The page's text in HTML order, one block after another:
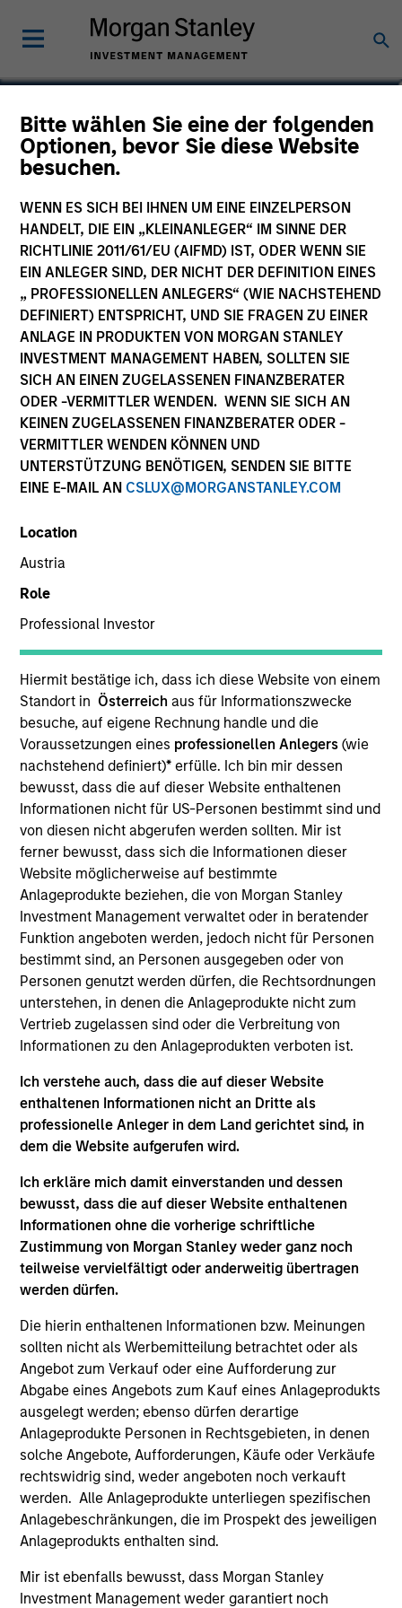
Bitte wählen Sie eine der folgenden
Optionen, bevor Sie diese Website
besuchen.
WENN ES SICH BEI IHNEN UM EINE EINZELPERSON
HANDELT, DIE EIN „KLEINANLEGER“ IM SINNE DER
RICHTLINIE 2011/61/EU (AIFMD) IST, ODER WENN SIE
EIN ANLEGER SIND, DER NICHT DER DEFINITION EINES
„ PROFESSIONELLEN ANLEGERS“ (WIE NACHSTEHEND
DEFINIERT) ENTSPRICHT, UND SIE FRAGEN ZU EINER
ANLAGE IN PRODUKTEN VON MORGAN STANLEY
INVESTMENT MANAGEMENT HABEN, SOLLTEN SIE
SICH AN EINEN ZUGELASSENEN FINANZBERATER
ODER -VERMITTLER WENDEN. WENN SIE SICH AN
KEINEN ZUGELASSENEN FINANZBERATER ODER -
VERMITTLER WENDEN KÖNNEN UND
UNTERSTÜTZUNG BENÖTIGEN, SENDEN SIE BITTE
EINE E-MAIL AN CSLUX@MORGANSTANLEY.COM
Location
Austria
Role
Professional Investor
Hiermit bestätige ich, dass ich diese Website von einem
Standort in Österreich aus für Informationszwecke
besuche, auf eigene Rechnung handle und die
Voraussetzungen eines professionellen Anlegers(wie
nachstehend definiert)* erfülle. Ich bin mir dessen
bewusst, dass die auf dieser Website enthaltenen
Informationen nicht für US-Personen bestimmt sind und
von diesen nicht abgerufen werden sollten. Mir ist
ferner bewusst, dass sich die Informationen dieser
Website möglicherweise auf bestimmte
Anlageprodukte beziehen, die von Morgan Stanley
Investment Management verwaltet oder in beratender
Funktion angeboten werden, jedoch nicht für Personen
bestimmt sind, an Personen ausgegeben oder von
Personen genutzt werden dürfen, die Rechtsordnungen
unterstehen, in denen die Anlageprodukte nicht zum
Vertrieb zugelassen sind oder die Verbreitung von
Informationen zu den Anlageprodukten verboten ist.
Ich verstehe auch, dass die auf dieser Website
enthaltenen Informationen nicht an Dritte als
professionelle Anleger in dem Land gerichtet sind, in
dem die Website aufgerufen wird.
Ich erkläre mich damit einverstanden und dessen
bewusst, dass die auf dieser Website enthaltenen
Informationen ohne die vorherige schriftliche
Zustimmung von Morgan Stanley weder ganz noch
teilweise vervielfältigt oder anderweitig übertragen
werden dürfen.
Die hierin enthaltenen Informationen bzw. Meinungen
sollten nicht als Werbemitteilung betrachtet oder als
Angebot zum Verkauf oder eine Aufforderung zur
Abgabe eines Angebots zum Kauf eines Anlageprodukts
ausgelegt werden; ebenso dürfen derartige
Anlageprodukte Personen in Rechtsgebieten, in denen
solche Angebote, Aufforderungen, Käufe oder Verkäufe
rechtswidrig sind, weder angeboten noch verkauft
werden. Alle Anlageprodukte unterliegen spezifischen
Anlagebeschränkungen, die im Prospekt des jeweiligen
Anlageprodukts enthalten sind.
Mir ist ebenfalls bewusst, dass Morgan Stanley
Investment Management weder garantiert noch
Leon Grenyer
Head of European Multi-Sector
30 Years
TEAM
Broad Markets Fixed Income Team
Leon Grenyer is the Head of European Multi-Sector
and a portfolio manager on the Broad Markets Fixed
Income team. He joined Morgan Stanley in 2002
and began his career in the investment industry in
1996. Prior to joining Morgan Stanley, Leon was a
credit analyst and investment analyst at Abbey
National Treasury Services. He received a B.S. in
geography from the University of Bristol.
Broad Markets Fixed Income Team
Global Aggregate Fixed Income Strategy
Invests in a globally diversified portfolio of
multi-currency debt issued by government
and non-government issuers.
Global Fixed Income Opportunities Strategy
Invests in a diversified global portfolio
across the full spectrum of fixed income
income.
Global Flexible Income Strategy
Invests using an unconstrained approach
across the fixed income spectrum with the
goal of constructing a portfolio less
sensitive to interest rates movements and
able to capture positive returns across